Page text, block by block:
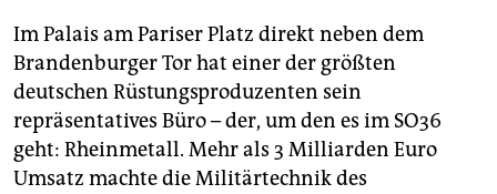
Im Palais am Pariser Platz direkt neben dem
Brandenburger Tor hat einer der größten
deutschen Rüstungsproduzenten sein
repräsentatives Büro – der, um den es im SO36
geht: Rheinmetall. Mehr als 3 Milliarden Euro
Umsatz machte die Militärtechnik des